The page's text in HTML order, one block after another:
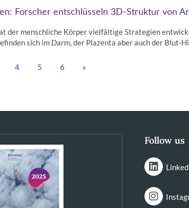
Forscher entschlüsseln 3D-Struktur von
der menschliche Körper vielfältige Strategien
sich im Darm, der Plazenta aber auch der Blut-
4 5 6 »
Follow us